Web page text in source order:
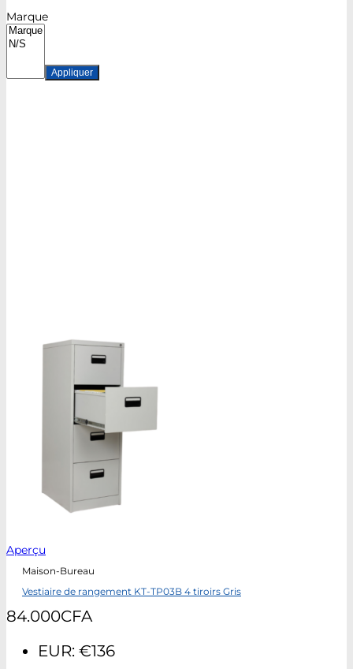
Marque
Appliquer
Aperçu
Maison-Bureau
Vestiaire de rangement KT-TP03B 4 tiroirs Gris
84.000CFA
EUR: €136